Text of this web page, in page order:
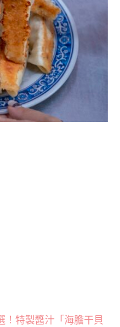
！特製醬汁「海膽干貝